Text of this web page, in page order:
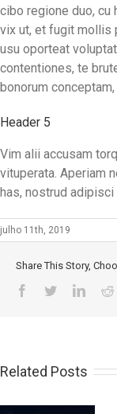
cibo regione duo, cu
vix ut, et fugit mollis
usu oporteat
contentiones, te
bonorum
Header 5
Vim alii accusam
vituperata. Aperiam
has, nostrud
julho 11th, 2019
Share This Story,
Facebook
Twitter
Related Posts